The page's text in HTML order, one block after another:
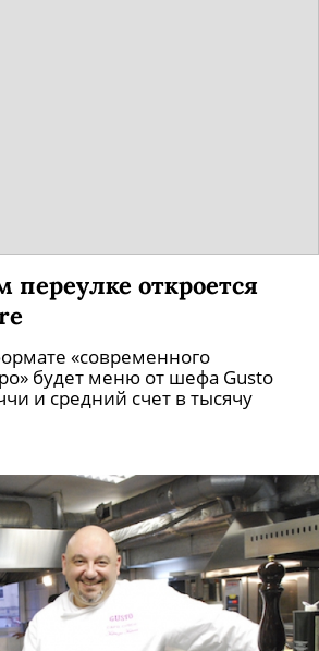
откроется
«современного
будет меню от шефа Gusto
и средний счет в тысячу